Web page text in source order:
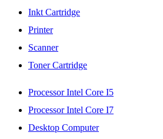
Inkt Cartridge
Printer
Scanner
Toner Cartridge
Processor Intel Core I5
Processor Intel Core I7
Desktop Computer